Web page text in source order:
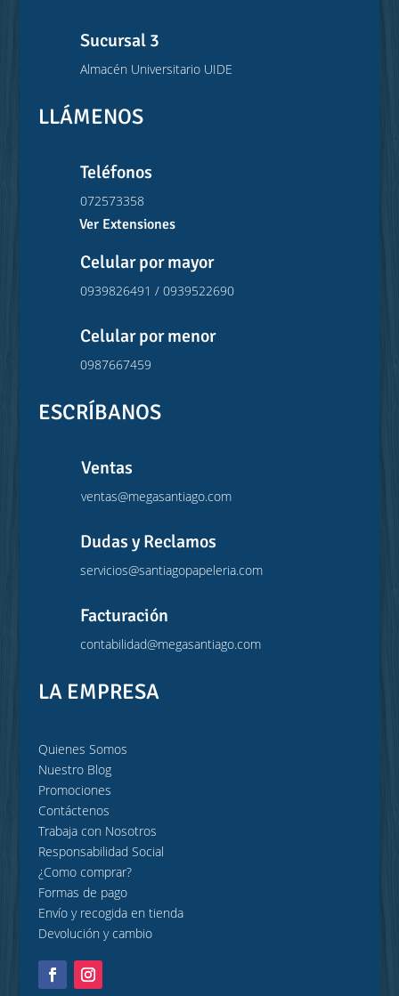
Sucursal 3
Almacén Universitario UIDE
LLÁMENOS
Teléfonos
072573358
Ver Extensiones
Celular por mayor
0939826491 / 0939522690
Celular por menor
0987667459
ESCRÍBANOS
Ventas
ventas@megasantiago.com
Dudas y Reclamos
servicios@santiagopapeleria.com
Facturación
contabilidad@megasantiago.com
LA EMPRESA
Quienes Somos
Nuestro Blog
Promociones
Contáctenos
Trabaja con Nosotros
Responsabilidad Social
¿Como comprar?
Formas de pago
Envío y recogida en tienda
Devolución y cambio